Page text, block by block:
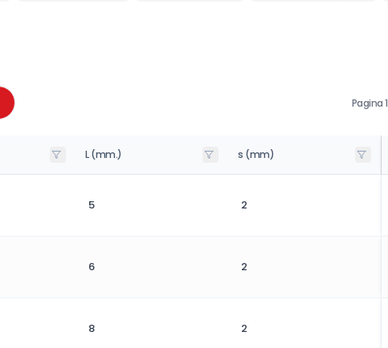
Pagina1
L (mm.) s (mm)
5 2
6 2
8 2